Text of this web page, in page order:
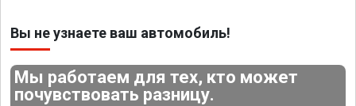
Вы не узнаете ваш автомобиль!
Мы работаем для тех, кто может
почувствовать разницу.